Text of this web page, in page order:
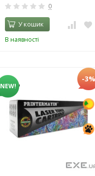
0
У кошик
В наявності
NEW!
-